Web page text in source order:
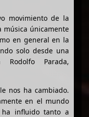
movimiento de la
música únicamente
en general en la
solo desde una
Rodolfo Parada,
nos ha cambiado.
en el mundo
ha influido tanto a